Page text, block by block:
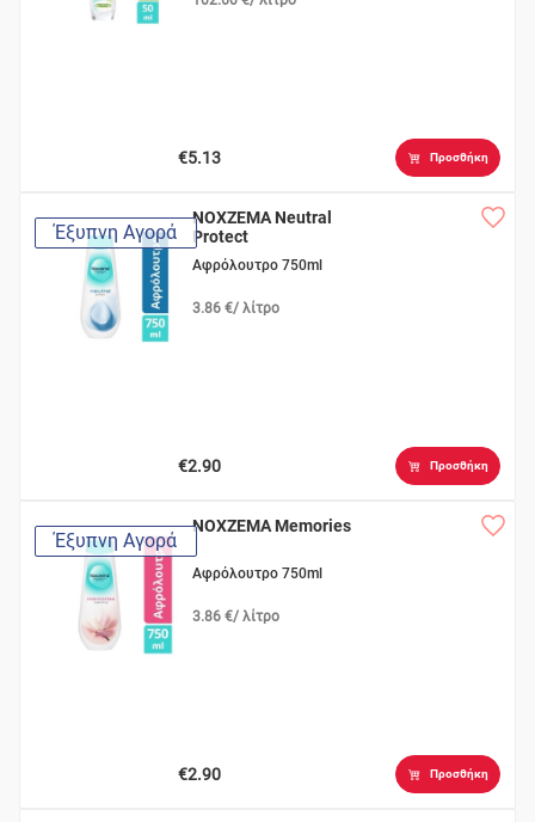
€5.13 Προσθήκη
Έξυπνη Αγορά
NOXZEMA Neutral
Protect
Αφρόλουτρο 750ml
3.86 €/ λίτρο
€2.90 Προσθήκη
Έξυπνη Αγορά
NOXZEMA Memories
Αφρόλουτρο 750ml
3.86 €/ λίτρο
€2.90 Προσθήκη